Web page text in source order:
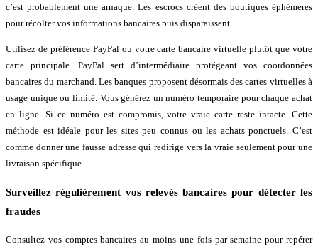
c’est probablement une arnaque. Les escrocs créent des boutiques éphémères
pour récolter vos informations bancaires puis disparaissent.
Utilisez de préférence PayPal ou votre carte bancaire virtuelle plutôt que votre
carte principale. PayPal sert d’intermédiaire protégeant vos coordonnées
bancaires du marchand. Les banques proposent désormais des cartes virtuelles à
usage unique ou limité. Vous générez un numéro temporaire pour chaque achat
en ligne. Si ce numéro est compromis, votre vraie carte reste intacte. Cette
méthode est idéale pour les sites peu connus ou les achats ponctuels. C’est
comme donner une fausse adresse qui redirige vers la vraie seulement pour une
livraison spécifique.
Surveillez régulièrement vos relevés bancaires pour détecter les
fraudes
Consultez vos comptes bancaires au moins une fois par semaine pour repérer